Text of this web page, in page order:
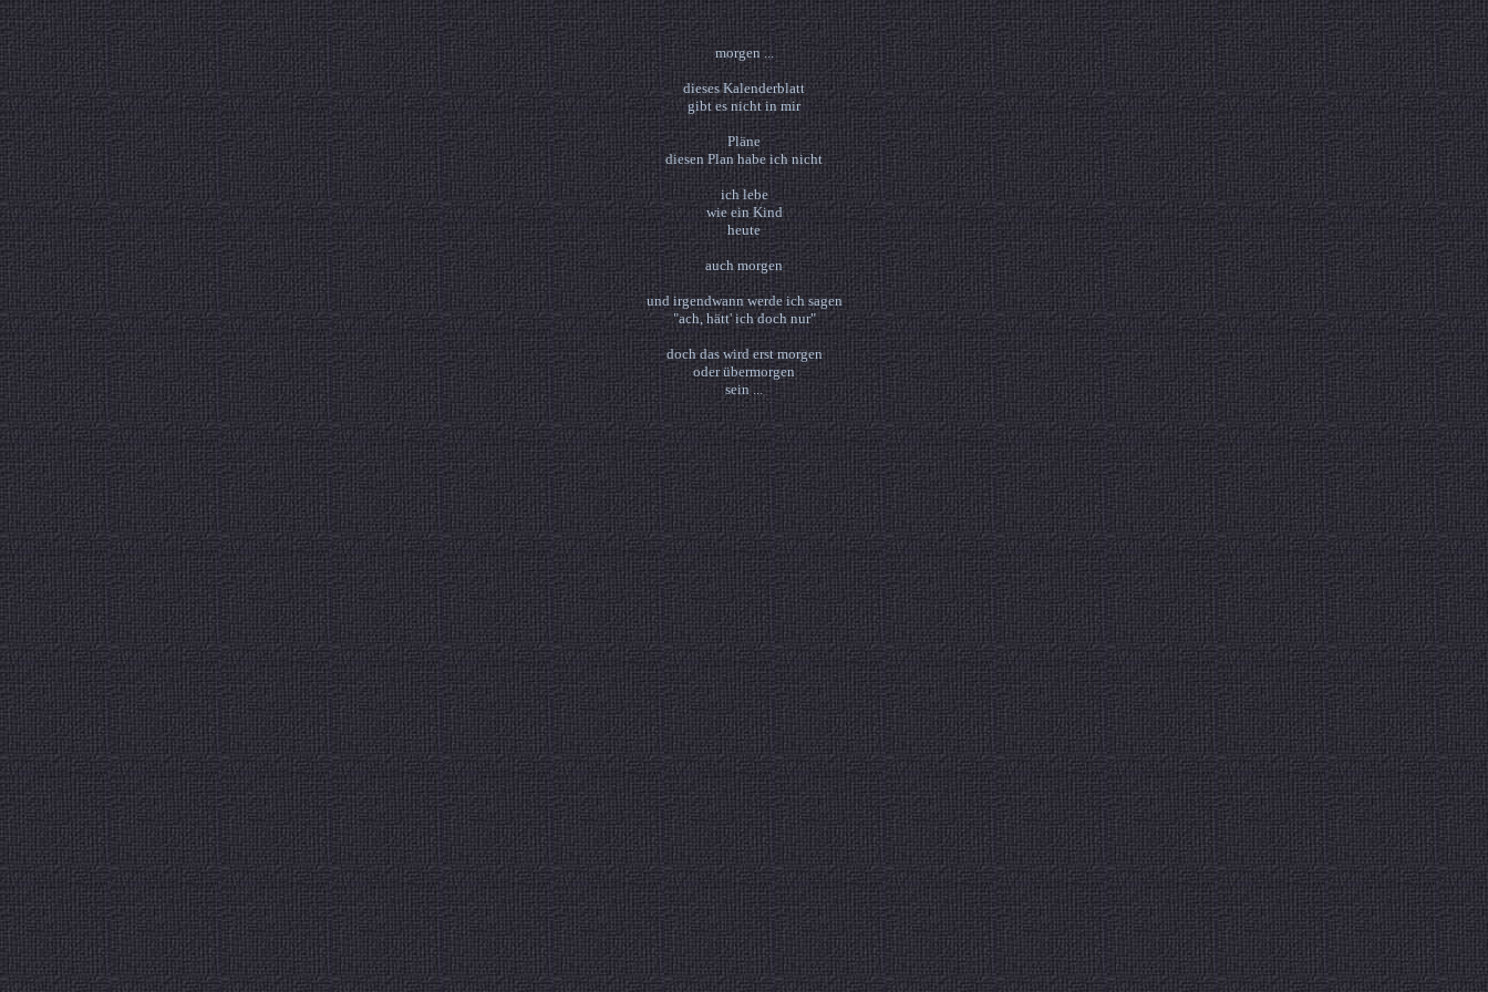
morgen ...
dieses Kalenderblatt
gibt es nicht in mir
Pläne
diesen Plan habe ich nicht
ich lebe
wie ein Kind
heute
auch morgen
und irgendwann werde ich sagen
"ach, hätt' ich doch nur"
doch das wird erst morgen
oder übermorgen
sein ...